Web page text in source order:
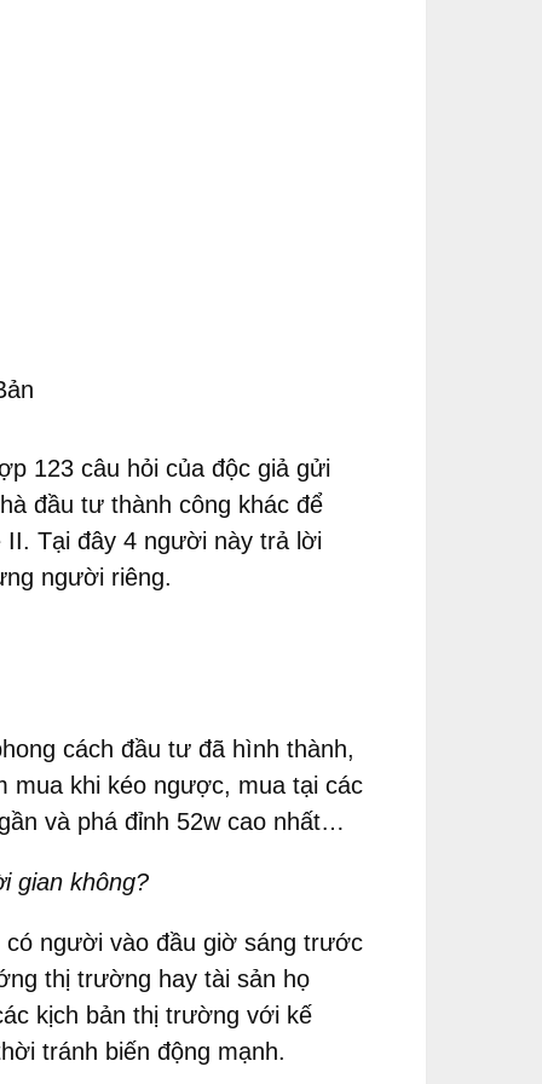
123 câu hỏi của độc giả gửi
đầu tư thành công khác để
II. Tại đây 4 người này trả lời
người riêng.
cách đầu tư đã hình thành,
mua khi kéo ngược, mua tại các
và phá đỉnh 52w cao nhất…
gian không?
người vào đầu giờ sáng trước
thị trường hay tài sản họ
kịch bản thị trường với kế
tránh biến động mạnh.